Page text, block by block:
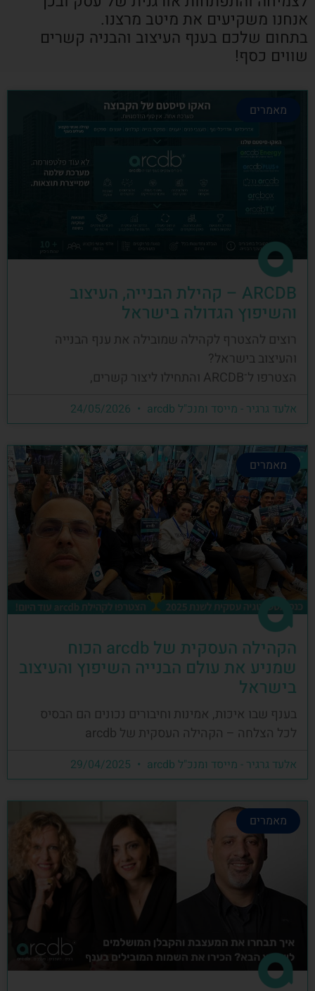
אנחנו משקיעים את מיטב מרצנו.
בתחום שלכם בענף העיצוב והבניה קשרים
שווים כסף!
מאמרים
ARCDB – קהילת הבנייה, העיצוב
והשיפוץ הגדולה בישראל
רוצים להצטרף לקהילה שמובילה את ענף הבנייה
והעיצוב בישראל?
הצטרפו ל־ARCDB והתחילו ליצור קשרים,
אלעד גרגיר - מייסד ומנכ"ל arcdb
מאמרים
הקהילה העסקית של arcdb הכוח
שמניע את עולם הבנייה השיפוץ והעיצוב
בישראל
בענף שבו איכות, אמינות וחיבורים נכונים הם הבסיס
לכל הצלחה – הקהילה העסקית של arcdb
אלעד גרגיר - מייסד ומנכ"ל arcdb
מאמרים